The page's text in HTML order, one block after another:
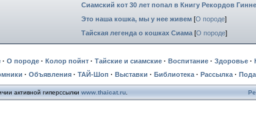
Сиамский кот 30 лет попал в Книгу Рекордов
Это наша кошка, мы у нее живем [О породе]
Тайская легенда о кошках Сиама [О породе]
· О породе· Колор пойнт· Тайские и сиамские· Воспитание· Здоровье·
· Объявления· ТАЙ-Шоп · Выставки · Библиотека· Рассылка·
активной гиперссылки www.thaicat.ru